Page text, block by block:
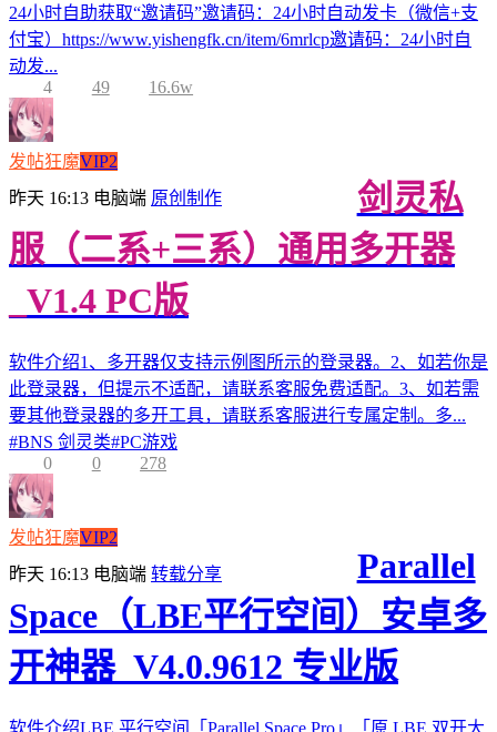
24小时自助获取“邀请码”邀请码：24小时自动发卡（微信+支
付宝）https://www.yishengfk.cn/item/6mrlcp邀请码：24小时自
动发...
4
49 16.6w
发帖狂魔VIP2
昨天 16:13 电脑端 原创制作
剑灵私
服（二系+三系）通用多开器
_V1.4 PC版
软件介绍1、多开器仅支持示例图所示的登录器。2、如若你是
此登录器，但提示不适配，请联系客服免费适配。3、如若需
要其他登录器的多开工具，请联系客服进行专属定制。多...
#BNS 剑灵类#PC游戏
0
0 278
发帖狂魔VIP2
昨天 16:13 电脑端 转载分享
Parallel
Space（LBE平行空间）安卓多
开神器_V4.0.9612 专业版
软件介绍LBE 平行空间「Parallel Space Pro」「原 LBE 双开大